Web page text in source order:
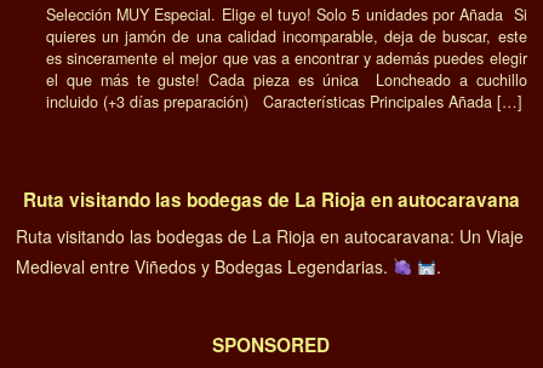
Selección MUY Especial. Elige el tuyo! Solo 5 unidades por Añada Si
quieres un jamón de una calidad incomparable, deja de buscar, este
es sinceramente el mejor que vas a encontrar y además puedes elegir
el que más te guste! Cada pieza es única Loncheado a cuchillo
incluido (+3 días preparación) Características Principales Añada […]
Ruta visitando las bodegas de La Rioja en autocaravana
Ruta visitando las bodegas de La Rioja en autocaravana: Un Viaje
Medieval entre Viñedos y Bodegas Legendarias.
.
SPONSORED